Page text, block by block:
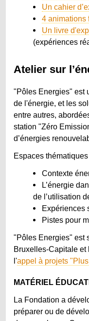
Un cahier
4 animations
Un livre
(expériences
Atelier sur
"Pôles Energies" est
de l'énergie, et les
entre autres,
station "Zéro
d’énergies
Espaces
Contexte
L’énergie
de l’utilisation
Expériences
Pistes pour
"Pôles Energies" est
Bruxelles-Capitale
l'appel à projets
MATÉRIEL
La Fondation a
préparer ou de